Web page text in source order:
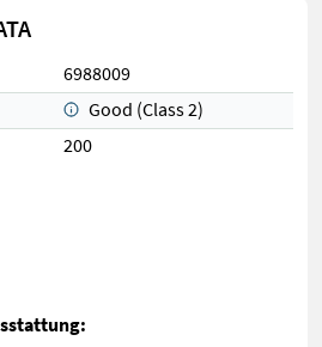
6988009
Good (Class 2)
200